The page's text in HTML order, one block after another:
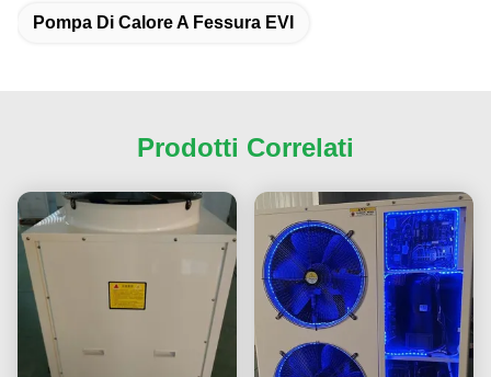
Pompa Di Calore A Fessura EVI
Prodotti Correlati